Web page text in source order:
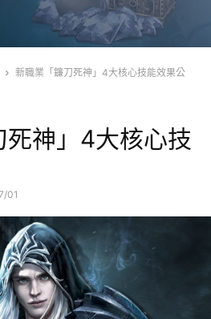
新職業「鐮刀死神」4大核心技能效果公
死神」4大核心技
01